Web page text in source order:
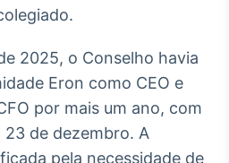
conteúdos
Broadcast
Fundos
plataforma para
analisar fundos
de investimento
no Brasil
2025, o Conselho havia
Eron como CEO e
por mais um ano, com
de dezembro. A
pela necessidade de